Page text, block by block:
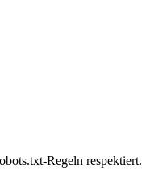
Regeln respektiert.